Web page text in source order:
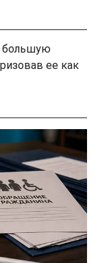
большую
ее как